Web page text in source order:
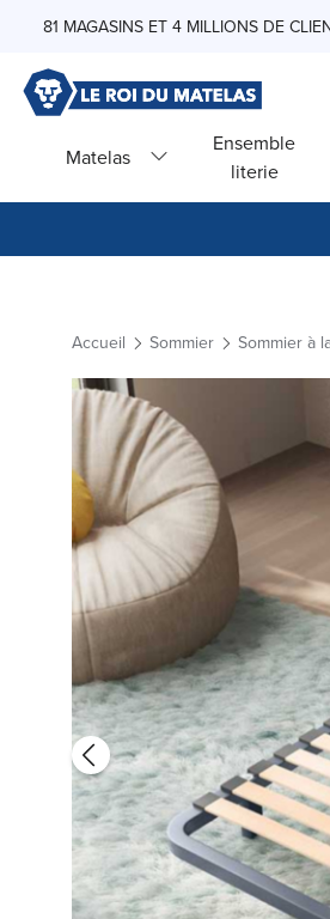
81 MAGASINS ET 4 MILLIONS DE
Matelas
Ensemble
literie
Accueil Sommier Sommier à